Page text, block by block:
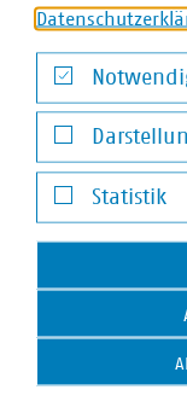
Referenten sowie
Ebenso danken
CyberDefense AG,
Digital GmbH für
Durchführung der
Teilnahme
Notwendige
Darstellung
Statistik
Statistik